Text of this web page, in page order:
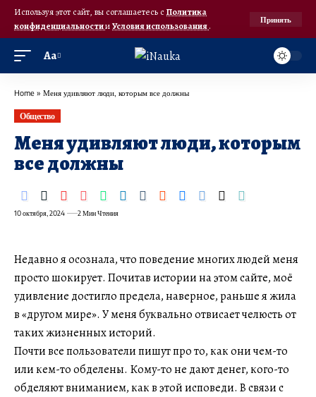
Используя этот сайт, вы соглашаетесь с Политика
конфиденциальностииУсловия использования.
Принять
Аа
Home » Меня удивляют люди, которым все должны
Общество
Меня удивляют люди, которым
все должны
10 октября, 2024 2 Мин Чтения
Недавно я осознала, что поведение многих людей меня
просто шокирует. Почитав истории на этом сайте, моё
удивление достигло предела, наверное, раньше я жила
в «другом мире». У меня буквально отвисает челюсть от
таких жизненных историй.
Почти все пользователи пишут про то, как они чем-то
или кем-то обделены. Кому-то не дают денег, кого-то
обделяют вниманием, как в этой исповеди. В связи с